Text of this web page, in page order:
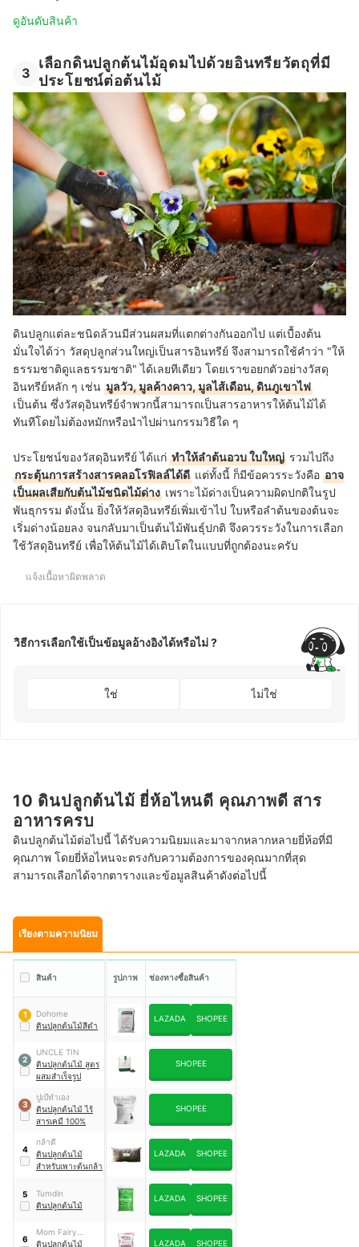
ดูอันดับสินค้า
3
เลือกดินปลูกต้นไม้อุดมไปด้วยอินทรียวัตถุที่มี
ประโยชน์ต่อต้นไม้
ดินปลูกแต่ละชนิดล้วนมีส่วนผสมที่แตกต่างกันออกไป แต่เบื้องต้น
มั่นใจได้ว่า วัสดุปลูกส่วนใหญ่เป็นสารอินทรีย์ จึงสามารถใช้คำว่า "ให้
ธรรมชาติดูแลธรรมชาติ" ได้เลยทีเดียว โดยเราขอยกตัวอย่างวัสดุ
อินทรีย์หลัก ๆ เช่น มูลวัว, มูลค้างคาว, มูลไส้เดือน, ดินภูเขาไฟ
เป็นต้น ซึ่งวัสดุอินทรีย์จำพวกนี้สามารถเป็นสารอาหารให้ต้นไม้ได้
ทันทีโดยไม่ต้องหมักหรือนำไปผ่านกรรมวิธีใด ๆ
ประโยชน์ของวัสดุอินทรีย์ ได้แก่ ทำให้ลำต้นอวบ ใบใหญ่ รวมไปถึง
กระตุ้นการสร้างสารคลอโรฟิลล์ได้ดี แต่ทั้งนี้ ก็มีข้อควรระวังคือ อาจ
เป็นผลเสียกับต้นไม้ชนิดไม้ด่าง เพราะไม้ด่างเป็นความผิดปกติในรูป
พันธุกรรม ดังนั้น ยิ่งให้วัสดุอินทรีย์เพิ่มเข้าไป ใบหรือลำต้นของต้นจะ
เริ่มด่างน้อยลง จนกลับมาเป็นต้นไม้พันธุ์ปกติ จึงควรระวังในการเลือก
ใช้วัสดุอินทรีย์ เพื่อให้ต้นไม้ได้เติบโตในแบบที่ถูกต้องนะครับ
แจ้งเนื้อหาผิดพลาด
วิธีการเลือกใช้เป็นข้อมูลอ้างอิงได้หรือไม่ ?
ใช่ ไม่ใช่
10 ดินปลูกต้นไม้ ยี่ห้อไหนดี คุณภาพดี สาร
อาหารครบ
ดินปลูกต้นไม้ต่อไปนี้ ได้รับความนิยมและมาจากหลากหลายยี่ห้อที่มี
คุณภาพ โดยยี่ห้อไหนจะตรงกับความต้องการของคุณมากที่สุด
สามารถเลือกได้จากตารางและข้อมูลสินค้าดังต่อไปนี้
เรียงตามความนิยม
สินค้า รูปภาพ ช่องทางซื้อสินค้า
1
Dohome
ดินปลูกต้นไม้สีดำ
LAZADA SHOPEE
2
UNCLE TIN
ดินปลูกต้นไม้ สูตร
ผสมสำเร็จรูป
SHOPEE
3
ปูเป้ทำเอง
ดินปลูกต้นไม้ ไร้
สารเคมี 100%
SHOPEE
4
กล้าดี
ดินปลูกต้นไม้
สำหรับเพาะต้นกล้า
LAZADA SHOPEE
5
Tumdin
ดินปลูกต้นไม้
LAZADA SHOPEE
6
Mom Fairy
Garden
ดินปลูกต้นไม้
LAZADA SHOPEE